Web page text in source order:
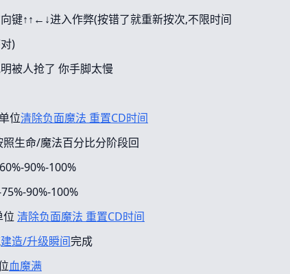
键↑↑←↓进入作弊(按错了就重新按次,不限时间
)
被人抢了 你手脚太慢
位清除负面魔法 重置CD时间
照生命/魔法百分比分阶段回
90%-100%
90%-100%
清除负面魔法 重置CD时间
建造/升级瞬间完成
血魔满